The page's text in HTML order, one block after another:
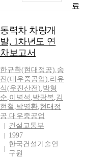
동력차 차량개
발, 1차년도 연
차보고서
한규환(현대정공),송
진(대우중공업),라유
식(우진산전),박형
순,이병석 ,박광복,김
현철 ,박영환,현대정
공,대우중공업
건설교통부
1997
한국건설기술연
구원
료